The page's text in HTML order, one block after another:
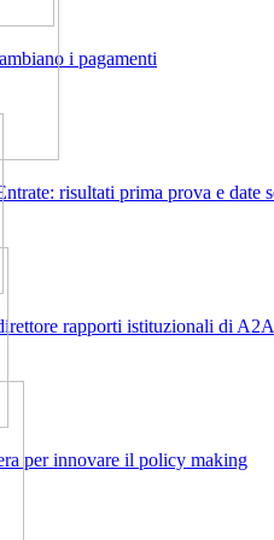
i pagamenti
risultati prima prova e date
rapporti istituzionali di A2A
per innovare il policy making